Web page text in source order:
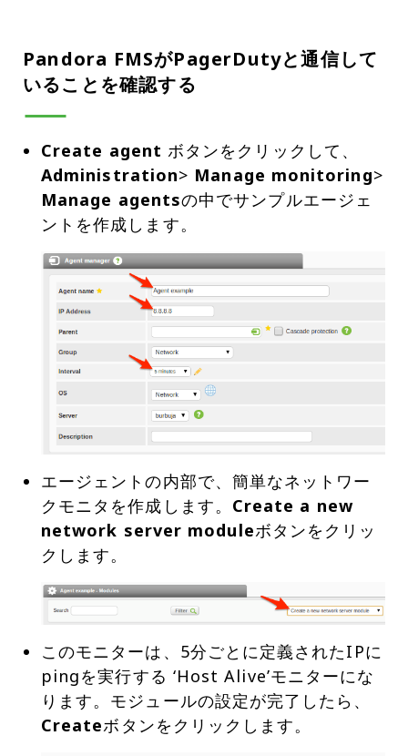
Pandora FMSがPagerDutyと通信して
いることを確認する
Create agent ボタンをクリックして、
Administration> Manage monitoring>
Manage agentsの中でサンプルエージェ
エージェントの内部で、簡単なネットワー
クモニタを作成します。 Create a new
network server moduleボタンをクリッ
このモニターは、5分ごとに定義されたIPに
pingを実行する ‘Host Alive’モニターにな
ります。モジュールの設定が完了したら、
Create